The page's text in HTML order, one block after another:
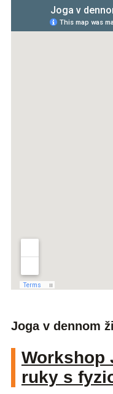
Joga v dennom
Workshop
ruky s